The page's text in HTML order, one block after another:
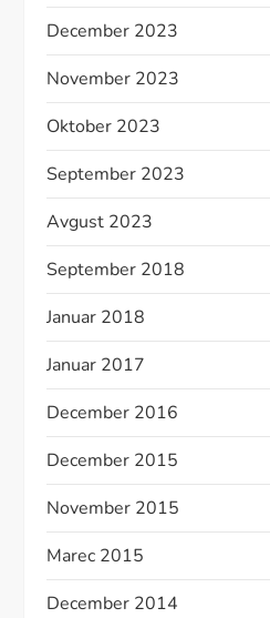
December 2023
November 2023
Oktober 2023
September 2023
Avgust 2023
September 2018
Januar 2018
Januar 2017
December 2016
December 2015
November 2015
Marec 2015
December 2014